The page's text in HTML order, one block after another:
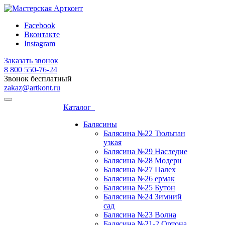
Facebook
Вконтакте
Instagram
Заказать звонок
8 800 ‎550-76-24
Звонок бесплатный
zakaz@artkont.ru
Каталог
Балясины
Балясина №22 Тюльпан
узкая
Балясина №29 Наследие
Балясина №28 Модерн
Балясина №27 Палех
Балясина №26 ермак
Балясина №25 Бутон
Балясина №24 Зимний
сад
Балясина №23 Волна